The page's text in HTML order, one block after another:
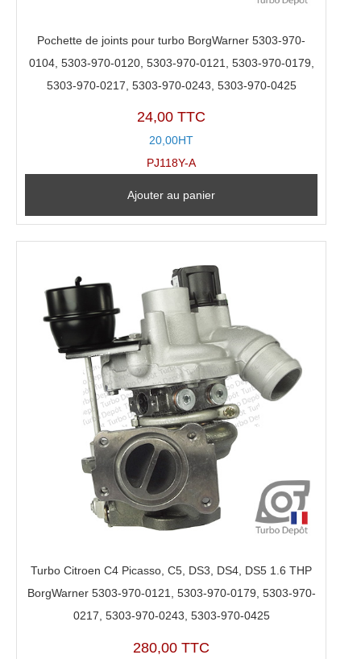
Pochette de joints pour turbo BorgWarner 5303-970-
0104, 5303-970-0120, 5303-970-0121, 5303-970-0179,
5303-970-0217, 5303-970-0243, 5303-970-0425
24,00 TTC
20,00HT
PJ118Y-A
Ajouter au panier
Turbo Citroen C4 Picasso, C5, DS3, DS4, DS5 1.6 THP
BorgWarner 5303-970-0121, 5303-970-0179, 5303-970-
0217, 5303-970-0243, 5303-970-0425
280,00 TTC